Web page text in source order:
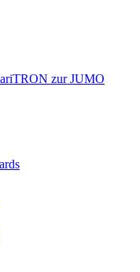
zur JUMO